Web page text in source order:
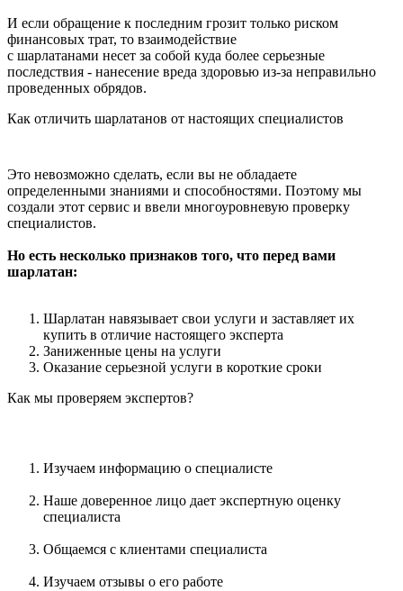
И если обращение к последним грозит только риском
финансовых трат, то взаимодействие
с шарлатанами несет за собой куда более серьезные
последствия - нанесение вреда здоровью из-за неправильно
проведенных обрядов.
Как отличить шарлатанов от настоящих специалистов
Это невозможно сделать, если вы не обладаете
определенными знаниями и способностями. Поэтому мы
создали этот сервис и ввели многоуровневую проверку
специалистов.
Но есть несколько признаков того, что перед вами
шарлатан:
Шарлатан навязывает свои услуги и заставляет их
купить в отличие настоящего эксперта
Заниженные цены на услуги
Оказание серьезной услуги в короткие сроки
Как мы проверяем экспертов?
Изучаем информацию о специалисте
Наше доверенное лицо дает экспертную оценку
специалиста
Общаемся с клиентами специалиста
Изучаем отзывы о его работе